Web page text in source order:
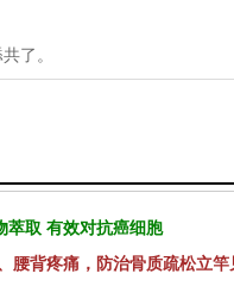
了。
萃取 有效对抗癌细胞
腰背疼痛，防治骨质疏松立竿